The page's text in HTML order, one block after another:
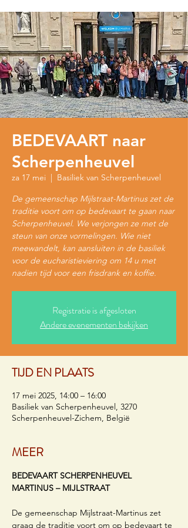
BEDEVAART naar
Scherpenheuvel
za 17 mei
  |
Basiliek van Scherpenheuvel
De gemeenschap Mijlstraat-Martinus zet de
traditie voort om op bedevaart te gaan naar
Scherpenheuvel. We verjongen ze met de
steun van onze vormelingen. Wie niet
meewandelt, kan aansluiten in de basiliek
voor de eucharistieviering om 14 u met
nadien tijd voor een frisdrank en koffie.
Registratie is afgesloten
Andere evenementen bekijken
TIJD EN PLAATS
17 mei 2025, 14:00 – 16:00
Basiliek van Scherpenheuvel, 3270
Scherpenheuvel-Zichem, België
MEER
BEDEVAART SCHERPENHEUVEL
MARTINUS – MIJLSTRAAT
De gemeenschap Mijlstraat-Martinus zet ​
graag de traditie voort om op bedevaart te